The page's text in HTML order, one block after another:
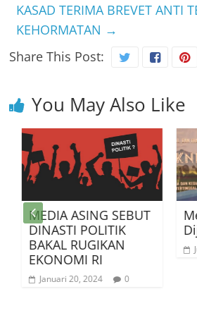
KASAD TERIMA BREVET ANTI
KEHORMATAN →
Share This Post:
You May Also Like
MEDIA ASING SEBUT
DINASTI POLITIK
BAKAL RUGIKAN
EKONOMI RI
Januari 20, 2024 0